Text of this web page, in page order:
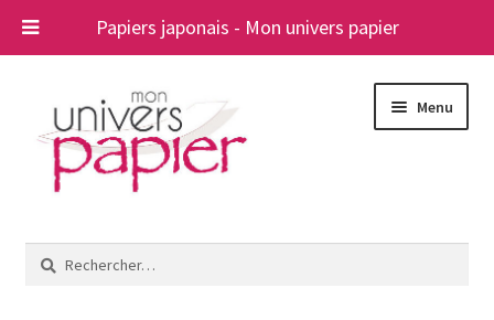
Papiers japonais - Mon univers papier
navigation
contenu
Menu
le
Rechercher :